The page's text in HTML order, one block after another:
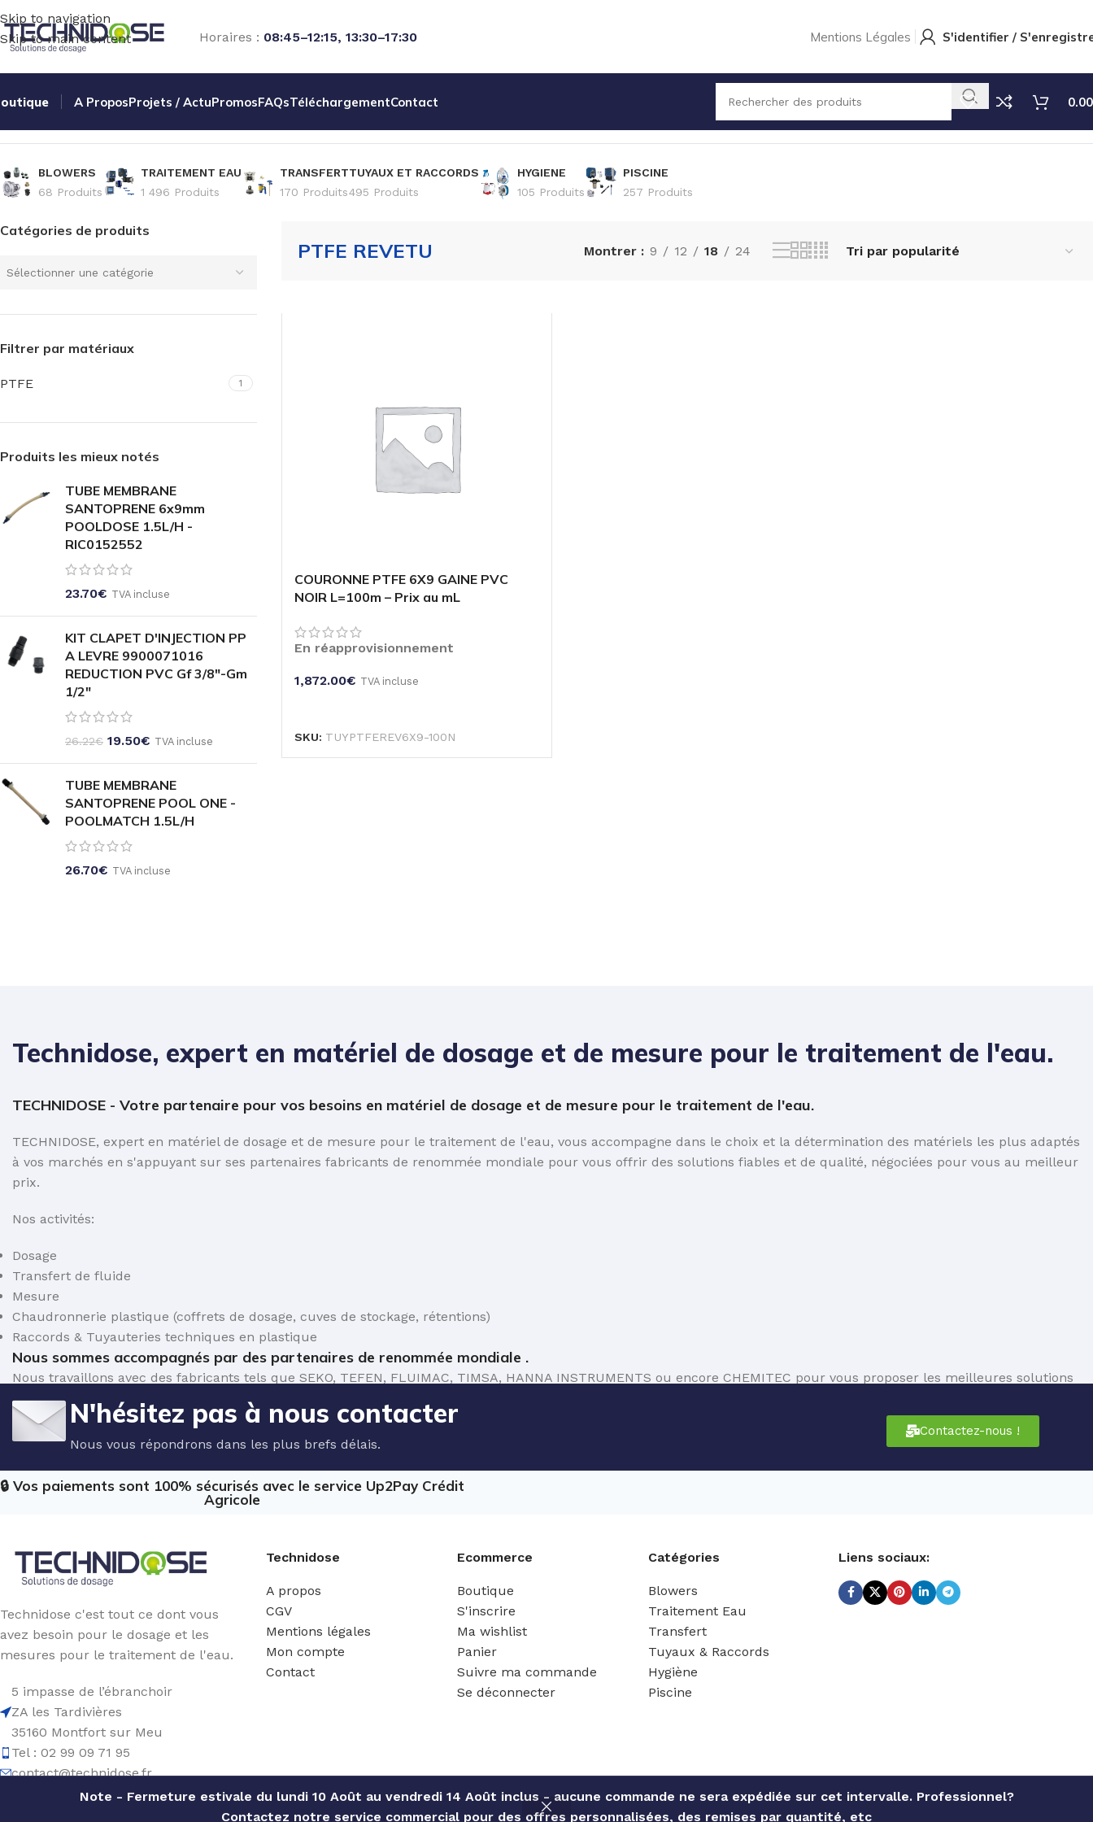
Note - Fermeture estivale du lundi 10 Août au vendredi 14 Août inclus - aucune commande ne sera expédiée sur cet intervalle. Professionnel?
Contactez notre service commercial pour des offres personnalisées, des remises par quantité, etc
Skip to navigation
Skip to main content
Horaires : 08:45–12:15, 13:30–17:30 Mentions Légales S'identifier /
A ProposProjets / ActuPromosFAQsTéléchargementContact
0.00
BLOWERS
68 Produits
TRAITEMENT EAU
1 496 Produits
TRANSFERT
170 Produits
TUYAUX ET RACCORDS
495 Produits
HYGIENE
105 Produits
PISCINE
257 Produits
Catégories de produits
Sélectionner une catégorie
Filtrer par matériaux
PTFE 1
Produits les mieux notés
TUBE MEMBRANE
SANTOPRENE 6x9mm
POOLDOSE 1.5L/H -
RIC0152552
23.70€ TVA incluse
KIT CLAPET D'INJECTION PP
A LEVRE 9900071016
REDUCTION PVC Gf 3/8"-Gm
1/2"
26.22€ 19.50€ TVA incluse
TUBE MEMBRANE
SANTOPRENE POOL ONE -
POOLMATCH 1.5L/H
26.70€ TVA incluse
PTFE REVETU Montrer 9 12 18 24
COURONNE PTFE 6X9 GAINE PVC
NOIR L=100m – Prix au mL
En réapprovisionnement
1,872.00€ TVA incluse
SKU: TUYPTFEREV6X9-100N
Technidose, expert en matériel de dosage et de mesure pour le traitement de l'eau.
TECHNIDOSE - Votre partenaire pour vos besoins en matériel de dosage et de mesure pour le traitement de l'eau.
TECHNIDOSE, expert en matériel de dosage et de mesure pour le traitement de l'eau, vous accompagne dans le choix et la détermination des matériels les plus adaptés
à vos marchés en s'appuyant sur ses partenaires fabricants de renommée mondiale pour vous offrir des solutions fiables et de qualité, négociées pour vous au meilleur
prix.
Nos activités:
Dosage
Transfert de fluide
Mesure
Chaudronnerie plastique (coffrets de dosage, cuves de stockage, rétentions)
Raccords & Tuyauteries techniques en plastique
Nous sommes accompagnés par des partenaires de renommée mondiale .
Nous travaillons avec des fabricants tels que SEKO, TEFEN, FLUIMAC, TIMSA, HANNA INSTRUMENTS ou encore CHEMITEC pour vous proposer les meilleures solutions
de dosage et de mesure pour le traitement de l'eau.
N'hésitez pas à nous contacter
Nous vous répondrons dans les plus brefs délais.
Contactez-nous !
🔒 Vos paiements sont 100% sécurisés avec le service Up2Pay Crédit
Agricole
Technidose c'est tout ce dont vous
avez besoin pour le dosage et les
mesures pour le traitement de l'eau.
5 impasse de l’ébranchoir
ZA les Tardivières
35160 Montfort sur Meu
Tel : 02 99 09 71 95
contact@technidose.fr
Technidose
A propos
CGV
Mentions légales
Mon compte
Contact
Ecommerce
Boutique
S'inscrire
Ma wishlist
Panier
Suivre ma commande
Se déconnecter
Catégories
Blowers
Traitement Eau
Transfert
Tuyaux & Raccords
Hygiène
Piscine
Liens sociaux: